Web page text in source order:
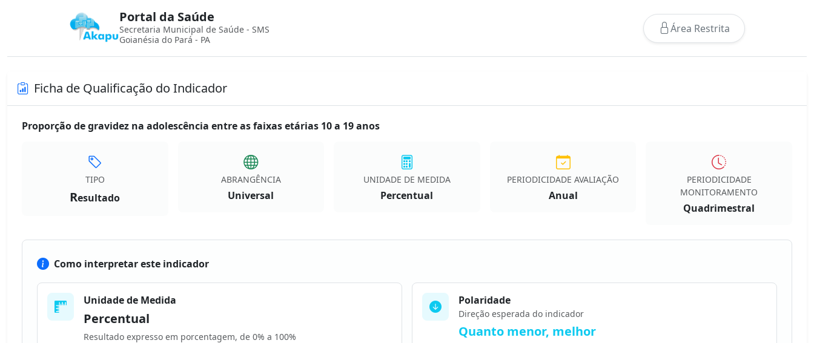
Portal da Saúde
Secretaria Municipal de Saúde - SMS
Goianésia do Pará - PA
Área Restrita
Ficha de Qualificação do Indicador
Proporção de gravidez na adolescência entre as faixas etárias 10 a 19 anos
TIPO
Resultado
ABRANGÊNCIA
Universal
UNIDADE DE MEDIDA
Percentual
PERIODICIDADE AVALIAÇÃO
Anual
PERIODICIDADE
MONITORAMENTO
Quadrimestral
Como interpretar este indicador
Unidade de Medida
Percentual
Resultado expresso em porcentagem, de 0% a 100%
Polaridade
Direção esperada do indicador
Quanto menor, melhor